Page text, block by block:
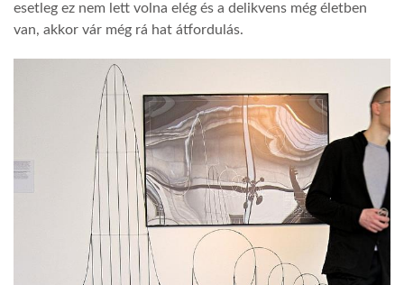
esetleg ez nem lett volna elég és a delikvens még életben
van, akkor vár még rá hat átfordulás.